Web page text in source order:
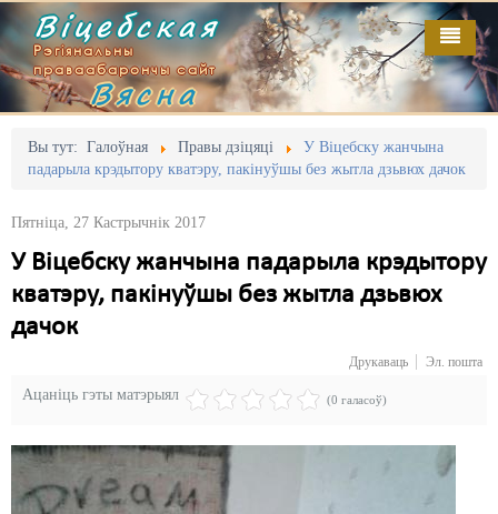
Віцебская
Рэгіянальны
праваабарончы сайт
Вясна
Вы тут: Галоўная Правы дзіцяці
У Віцебску жанчына
падарыла крэдытору кватэру, пакінуўшы без жытла дзьвюх дачок
Пятніца, 27 Кастрычнік 2017
У Віцебску жанчына падарыла крэдытору
кватэру, пакінуўшы без жытла дзьвюх
дачок
Друкаваць Эл. пошта
Ацаніць гэты матэрыял (0 галасоў)
Галоўная
Адміністрацыйны перасьлед
Безбар'ернае асяродзьдзе
Выбары
Грамадзянскія ініцыятывы
Затрыманьні
Карная псыхіятрыя
Выданьні
Кантакт
RSS